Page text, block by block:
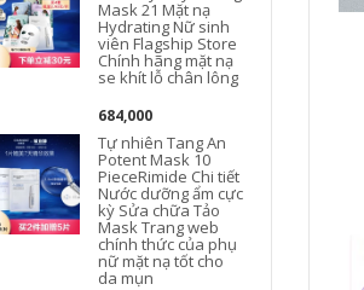
Mask 21 Mặt nạ
Hydrating Nữ sinh
viên Flagship Store
Chính hãng mặt nạ
se khít lỗ chân lông
684,000
Tự nhiên Tang An
Potent Mask 10
PieceRimide Chi tiết
Nước dưỡng ẩm cực
kỳ Sửa chữa Tảo
Mask Trang web
chính thức của phụ
nữ mặt nạ tốt cho
da mụn